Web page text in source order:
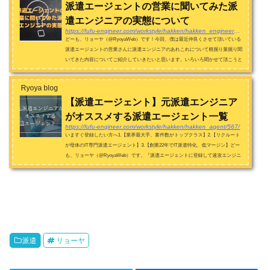
派遣エージェントの営業に聞いてみた派
遣エンジニアの実態について
https://fufu-engineer.com/workstyle/hakken/hakken_engineer_interview/637/
どーも、リョーヤ（@RyoyaWeb）です！今回、僕は最近仲良くさせて頂いている
派遣エージェントの営業さんに派遣エンジニアのあれこれについて根掘り葉掘り聞
いてきた内容についてご紹介していきたいと思います。いろいろ聞かせて頂こうと
思います！はい、よろしくお願...
Ryoya blog
【派遣エージェント】元派遣エンジニア
がオススメする派遣エージェント一覧
https://fufu-engineer.com/workstyle/hakken/hakken_agent/567/
いますぐ登録したい方へ1.【業界最大手、案件数がトップクラス】2.【リクルート
が母体のIT専門派遣エージェント】3.【創業22年でIT派遣特化、低マージン】どー
も、リョーヤ（@RyoyaWeb）です。『派遣エージェントに登録して速攻エンジニ
アとしての実務を積んでいきた...
派遣 リョーヤ